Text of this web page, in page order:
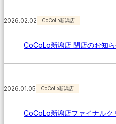
2026.02.02 CoCoLo新潟店
CoCoLo新潟店 閉店のお知
2026.01.05 CoCoLo新潟店
CoCoLo新潟店ファイナルク